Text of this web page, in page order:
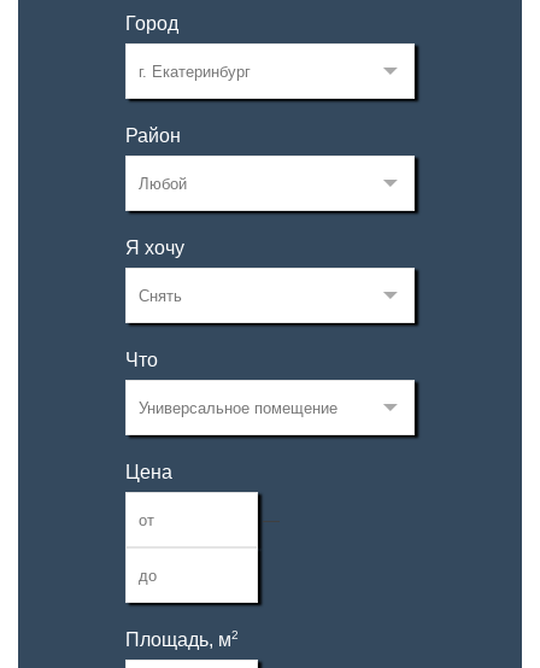
Город
Район
Я хочу
Что
Цена
—
Площадь, м2